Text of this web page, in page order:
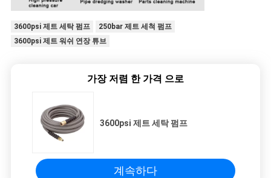
3600psi 제트 세탁 펌프
250bar 제트 세척 펌프
3600psi 제트 워쉬 연장 튜브
가장 저렴 한 가격 으로
3600psi 제트 세탁 펌프
계속하다